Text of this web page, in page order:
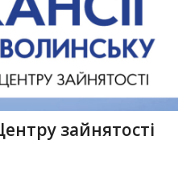
зайнятості